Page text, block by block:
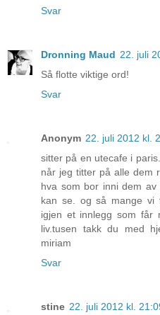
Svar
Dronning Maud 22. juli
Så flotte viktige ord!
Svar
Anonym 22. juli 2012 kl.
sitter på en utecafe i
når jeg titter på alle dem
hva som bor inni dem
kan se. og så mange vi
igjen et innlegg som får
liv.tusen takk du med
miriam
Svar
stine 22. juli 2012 kl.